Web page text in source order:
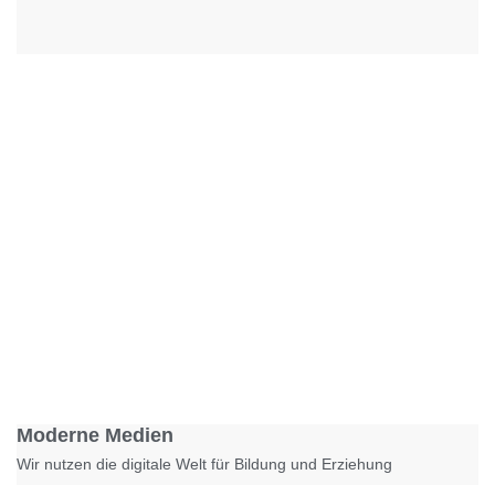
Moderne Medien
Wir nutzen die digitale Welt für Bildung und Erziehung